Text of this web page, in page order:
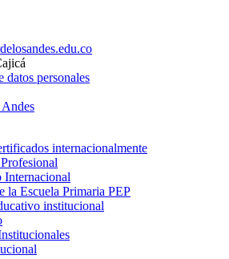
datos personales
internacionalmente
Internacional
la Escuela Primaria PEP
institucional